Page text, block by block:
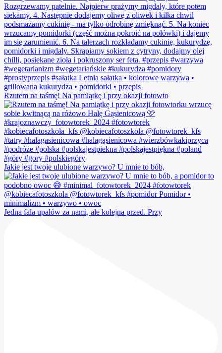
Rzutem na taśmę! Na pamiątkę i przy okazji fotowto
Jakie jest twoje ulubione warzywo? U mnie to bób,
Jedna fala upałów za nami, ale kolejna przed. Przy